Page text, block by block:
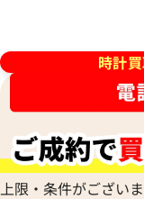
点の参考買取価格
時計
上限・条件がござい